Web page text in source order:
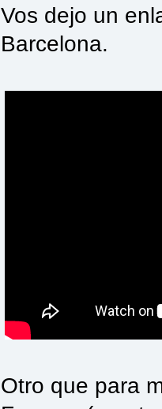
Vos dejo un
Barcelona.
Otro que para